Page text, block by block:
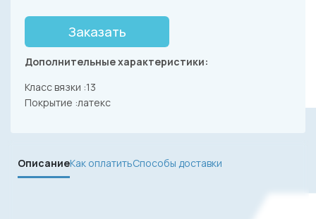
Заказать
Дополнительные характеристики:
Класс вязки :13
Покрытие :латекс
ОписаниеКак оплатитьСпособы доставки